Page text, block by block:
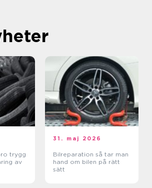
av
31. maj 2026
Bilreparation så tar man
hand om bilen på rätt
sätt